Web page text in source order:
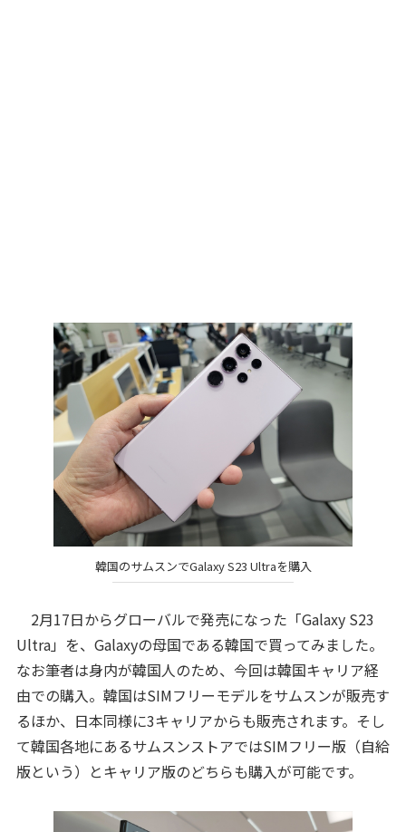
韓国のサムスンでGalaxy S23 Ultraを購入
2月17日からグローバルで発売になった「Galaxy S23
Ultra」を、Galaxyの母国である韓国で買ってみました。
なお筆者は身内が韓国人のため、今回は韓国キャリア経
由での購入。韓国はSIMフリーモデルをサムスンが販売す
るほか、日本同様に3キャリアからも販売されます。そし
て韓国各地にあるサムスンストアではSIMフリー版（自給
版という）とキャリア版のどちらも購入が可能です。